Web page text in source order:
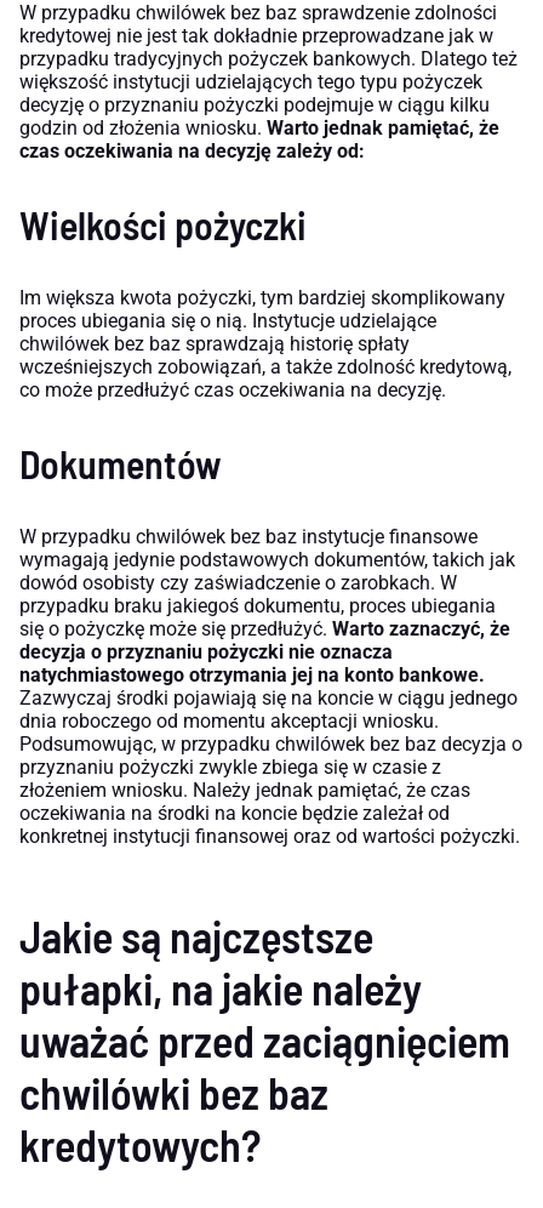
W przypadku chwilówek bez baz sprawdzenie zdolności
kredytowej nie jest tak dokładnie przeprowadzane jak w
przypadku tradycyjnych pożyczek bankowych. Dlatego też
większość instytucji udzielających tego typu pożyczek
decyzję o przyznaniu pożyczki podejmuje w ciągu kilku
godzin od złożenia wniosku. Warto jednak pamiętać, że
czas oczekiwania na decyzję zależy od:
Wielkości pożyczki
Im większa kwota pożyczki, tym bardziej skomplikowany
proces ubiegania się o nią. Instytucje udzielające
chwilówek bez baz sprawdzają historię spłaty
wcześniejszych zobowiązań, a także zdolność kredytową,
co może przedłużyć czas oczekiwania na decyzję.
Dokumentów
W przypadku chwilówek bez baz instytucje finansowe
wymagają jedynie podstawowych dokumentów, takich jak
dowód osobisty czy zaświadczenie o zarobkach. W
przypadku braku jakiegoś dokumentu, proces ubiegania
się o pożyczkę może się przedłużyć. Warto zaznaczyć, że
decyzja o przyznaniu pożyczki nie oznacza
natychmiastowego otrzymania jej na konto bankowe.
Zazwyczaj środki pojawiają się na koncie w ciągu jednego
dnia roboczego od momentu akceptacji wniosku.
Podsumowując, w przypadku chwilówek bez baz decyzja o
przyznaniu pożyczki zwykle zbiega się w czasie z
złożeniem wniosku. Należy jednak pamiętać, że czas
oczekiwania na środki na koncie będzie zależał od
konkretnej instytucji finansowej oraz od wartości pożyczki.
Jakie są najczęstsze
pułapki, na jakie należy
uważać przed zaciągnięciem
chwilówki bez baz
kredytowych?